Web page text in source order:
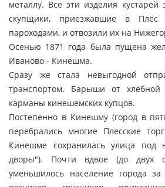
металлу. Все эти изделия
скупщики, приезжавшие в
пароходами, и отвозили их на
Осенью 1871 года была пущена
Иваново - Кинешма.
Сразу же стала невыгодной
транспортом. Барыши от хлебной
карманы кинешемских купцов.
Постепенно в Кинешму (город в
перебрались многие Плесские
Кинешме сохранилась улица под
дворы"). Почти вдвое (до двух
уменьшилось население города за